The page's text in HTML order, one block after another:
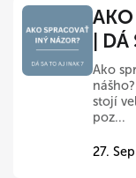
|
Ako
stojí
poz...
27.